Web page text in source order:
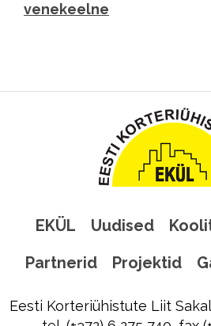
venekeelne
EKÜL Uudised
Partnerid
Projektid
Eesti Korteriühistute Liit